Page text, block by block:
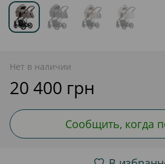
Нет в наличии
20 400 грн
Сообщить, когда